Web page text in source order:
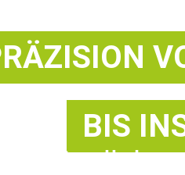
BIS
verlässlich